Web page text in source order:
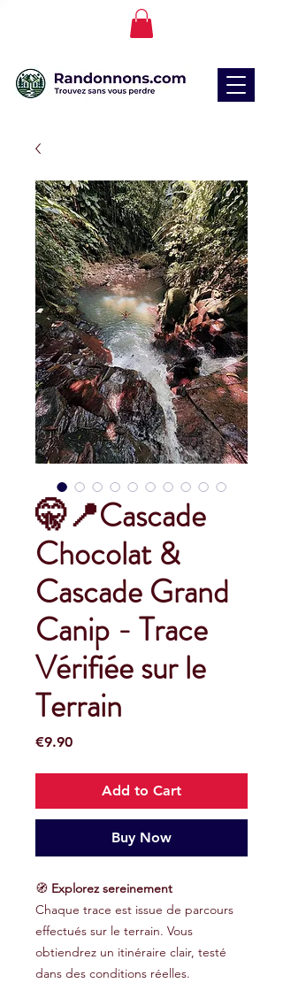
🤫📍Cascade
Chocolat &
Cascade Grand
Canip - Trace
Vérifiée sur le
Terrain
€9.90Price
Add to Cart
Buy Now
🧭 Explorez sereinement
Chaque trace est issue de parcours
effectués sur le terrain. Vous
obtiendrez un itinéraire clair, testé
dans des conditions réelles.